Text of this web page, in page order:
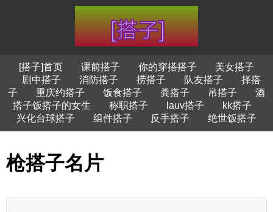
[搭子]首页 课前搭子 你的穿搭搭子
美女搭子
剧中搭子
消防搭子 捞搭子 队友搭子
择搭
子
重庆约搭子 饭食搭子 粪搭子 吊搭子
酒
搭子饭搭子的女生
称职搭子 lauv搭子
kk搭子
兴化台球搭子
组件搭子 反手搭子 绝世饭搭子
枪搭子名片